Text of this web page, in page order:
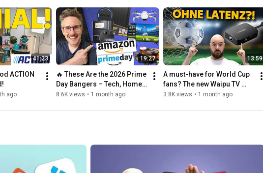
41:23
ACTION
ago
19:27
🔥 These Are the 2026 Prime
Day Bangers – Tech, Home,
Gaming & TV Hits at a
8.6K views • 1 month ago
13:59
A must-have for World Cup
fans? The new Waipu TV
Stick
3.8K views • 1 month ago